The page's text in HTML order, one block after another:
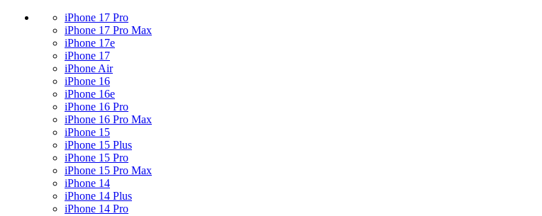
iPhone 17 Pro
iPhone 17 Pro Max
iPhone 17e
iPhone 17
iPhone Air
iPhone 16
iPhone 16e
iPhone 16 Pro
iPhone 16 Pro Max
iPhone 15
iPhone 15 Plus
iPhone 15 Pro
iPhone 15 Pro Max
iPhone 14
iPhone 14 Plus
iPhone 14 Pro